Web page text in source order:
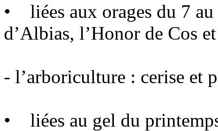
• liées aux orages du 7 au
d’Albias, l’Honor de Cos
- l’arboriculture : cerise et
• liées au gel du